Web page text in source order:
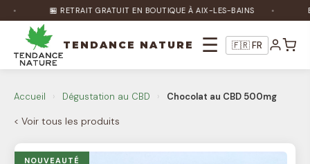
🏪 RETRAIT GRATUIT EN BOUTIQUE À AIX-LES-BAINS
TENDANCE NATURE ☰ 🇫🇷 FR
Accueil › Dégustation au CBD › Chocolat au CBD 500mg
< Voir tous les produits
NOUVEAUTÉ
🌿 Nature Bot
puis-je vous aider ?